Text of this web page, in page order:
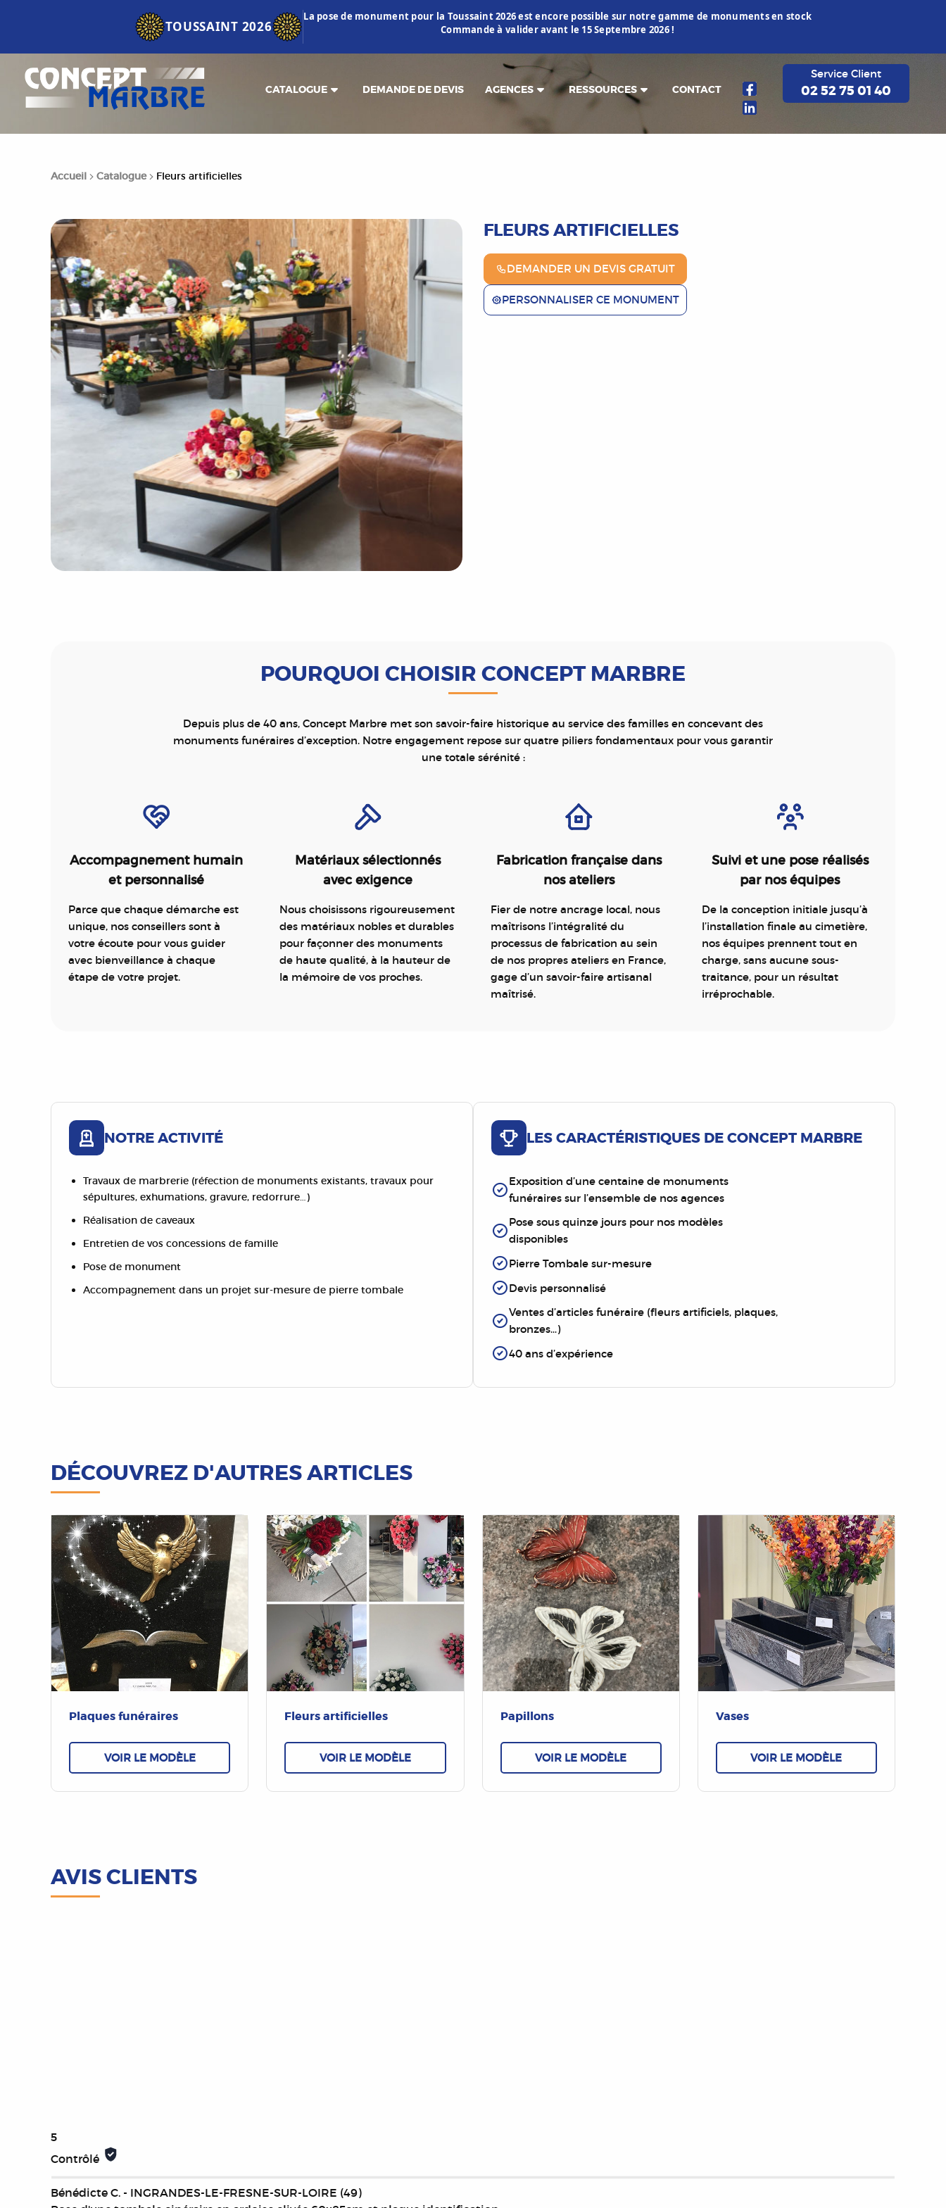
TOUSSAINT 2026
La pose de monument pour la Toussaint 2026 est encore possible sur notre gamme de monuments en stock
Commande à valider avant le 15 Septembre 2026 !
CATALOGUE DEMANDE DE DEVIS AGENCES RESSOURCES CONTACT
Service Client
02 52 75 01 40
Accueil Catalogue Fleurs artificielles
FLEURS ARTIFICIELLES
DEMANDER UN DEVIS GRATUIT
PERSONNALISER CE MONUMENT
POURQUOI CHOISIR CONCEPT MARBRE
Depuis plus de 40 ans, Concept Marbre met son savoir-faire historique au service des familles en concevant des
monuments funéraires d’exception. Notre engagement repose sur quatre piliers fondamentaux pour vous garantir
une totale sérénité :
Accompagnement humain
et personnalisé
Parce que chaque démarche est
unique, nos conseillers sont à
votre écoute pour vous guider
avec bienveillance à chaque
étape de votre projet.
Matériaux sélectionnés
avec exigence
Nous choisissons rigoureusement
des matériaux nobles et durables
pour façonner des monuments
de haute qualité, à la hauteur de
la mémoire de vos proches.
Fabrication française dans
nos ateliers
Fier de notre ancrage local, nous
maîtrisons l’intégralité du
processus de fabrication au sein
de nos propres ateliers en France,
gage d’un savoir-faire artisanal
maîtrisé.
Suivi et une pose réalisés
par nos équipes
De la conception initiale jusqu’à
l’installation finale au cimetière,
nos équipes prennent tout en
charge, sans aucune sous-
traitance, pour un résultat
irréprochable.
NOTRE ACTIVITÉ
Travaux de marbrerie (réfection de monuments existants, travaux pour
sépultures, exhumations, gravure, redorrure…)
Réalisation de caveaux
Entretien de vos concessions de famille
Pose de monument
Accompagnement dans un projet sur-mesure de pierre tombale
LES CARACTÉRISTIQUES DE CONCEPT MARBRE
Exposition d’une centaine de monuments
funéraires sur l’ensemble de nos agences
Pose sous quinze jours pour nos modèles
disponibles
Pierre Tombale sur-mesure
Devis personnalisé
Ventes d’articles funéraire (fleurs artificiels, plaques,
bronzes…)
40 ans d’expérience
DÉCOUVREZ D'AUTRES ARTICLES
Plaques funéraires
VOIR LE MODÈLE
Fleurs artificielles
VOIR LE MODÈLE
Papillons
VOIR LE MODÈLE
Vases
VOIR LE MODÈLE
AVIS CLIENTS
5
Contrôlé
Bénédicte C. - INGRANDES-LE-FRESNE-SUR-LOIRE (49)